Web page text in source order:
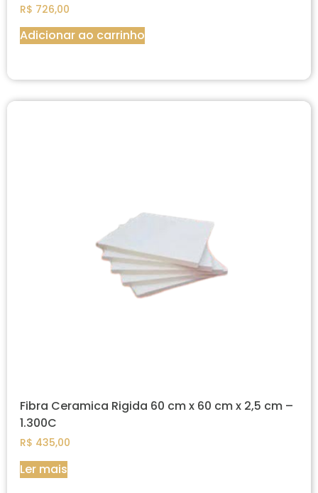
R$ 726,00
Adicionar ao carrinho
Fibra Ceramica Rigida 60 cm x 60 cm x 2,5 cm –
1.300C
R$ 435,00
Ler mais